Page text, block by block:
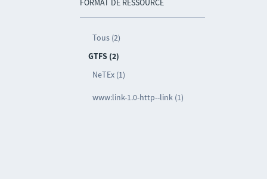
FORMAT DE RESSOURCE
Tous (2)
GTFS (2)
NeTEx (1)
www:link-1.0-http--link (1)